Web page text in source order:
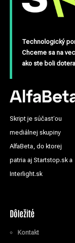
Technologický
Chceme sa na
ako ste boli
Skript je súčasťou
mediálnej skupiny
AlfaBeta, do ktorej
patria aj Startstop.sk a
Interlight.sk
Dôležité
Kontakt